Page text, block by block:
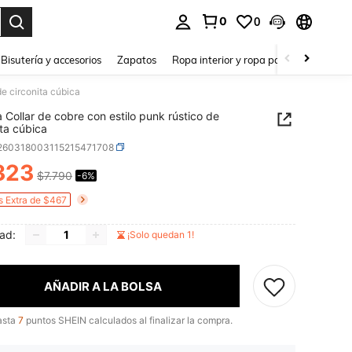
0 0
Bisutería y accesorios Zapatos Ropa interior y ropa para dormir
circonita cúbica
Collar de cobre con estilo punk rústico de
cúbica
AND AVAILABILITY
$7.790 -6%
Extra de $467
¡Solo quedan 1!
AÑADIR A LA BOLSA
7 puntos SHEIN calculados al finalizar la compra.